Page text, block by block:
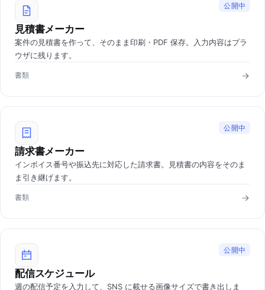
公開中
見積書メーカー
案件の見積書を作って、そのまま印刷・PDF 保存。入力内容はブラ
ウザに残ります。
書類
公開中
請求書メーカー
インボイス番号や振込先に対応した請求書。見積書の内容をそのま
ま引き継げます。
書類
公開中
配信スケジュール
週の配信予定を入力して、SNS に載せる画像サイズで書き出しま